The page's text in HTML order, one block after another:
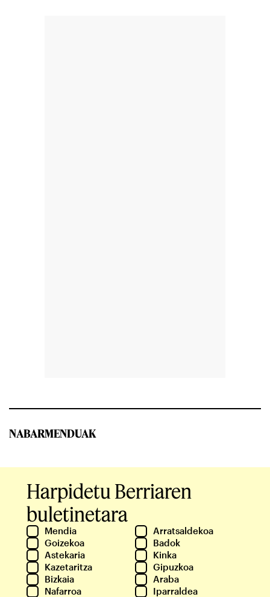
NABARMENDUAK
Harpidetu Berriaren
buletinetara
Mendia
Arratsaldekoa
Goizekoa
Badok
Astekaria
Kinka
Kazetaritza
Gipuzkoa
Bizkaia
Araba
Nafarroa
Iparraldea